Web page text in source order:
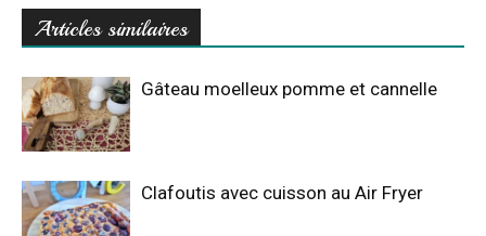
Articles similaires
Gâteau moelleux pomme et cannelle
Clafoutis avec cuisson au Air Fryer